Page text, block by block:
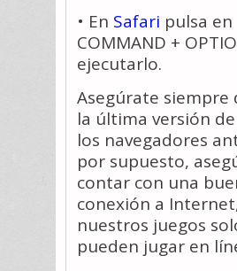
• En Safari pulsa en
COMMAND +
ejecutarlo.
Asegúrate siempre
la última versión
los navegadores
por supuesto,
contar con una
conexión a
nuestros juegos
pueden jugar en